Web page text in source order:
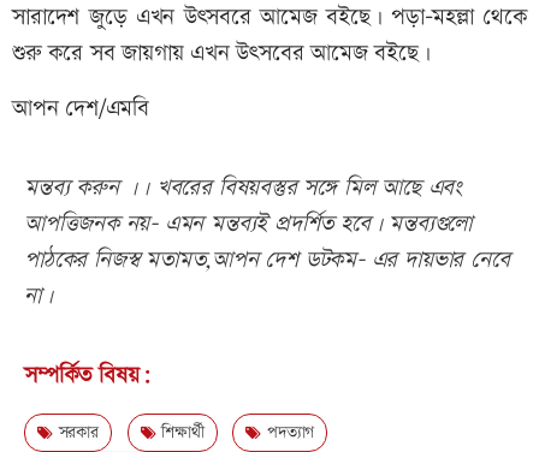
সারাদেশ জুড়ে এখন উৎসবরে আমেজ বইছে। পড়া-মহল্লা থেকে
শুরু করে সব জায়গায় এখন উৎসবের আমেজ বইছে।
আপন দেশ/এমবি
মন্তব্য করুন ।। খবরের বিষয়বস্তুর সঙ্গে মিল আছে এবং
আপত্তিজনক নয়- এমন মন্তব্যই প্রদর্শিত হবে। মন্তব্যগুলো
পাঠকের নিজস্ব মতামত,আপন দেশ ডটকম- এর দায়ভার নেবে
না।
সম্পর্কিত বিষয়:
সরকার শিক্ষার্থী
পদত্যাগ